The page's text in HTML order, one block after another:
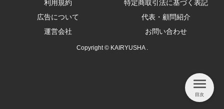
利用規約
特定商取引法に基づく表記
広告について
代表・顧問紹介
運営会社
お問い合わせ
Copyright © KAIRYUSHA .
目次